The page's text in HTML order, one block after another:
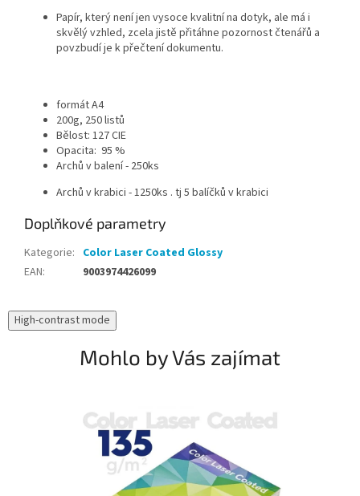
Papír, který není jen vysoce kvalitní na dotyk, ale má i
skvělý vzhled, zcela jistě přitáhne pozornost čtenářů a
povzbudí je k přečtení dokumentu.
formát A4
200g, 250 listů
Bělost: 127 CIE
Opacita: 95 %
Archů v balení - 250ks
Archů v krabici - 1250ks . tj 5 balíčků v krabici
Doplňkové parametry
Kategorie: Color Laser Coated Glossy
EAN: 9003974426099
High-contrast mode
Mohlo by Vás zajímat